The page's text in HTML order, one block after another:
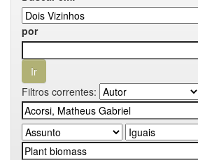
por
Filtros correntes: